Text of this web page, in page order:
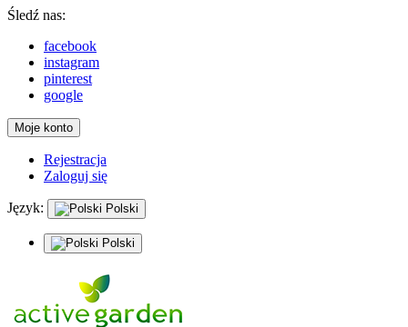
Śledź nas:
facebook
instagram
pinterest
google
Moje konto
Rejestracja
Zaloguj się
Język: Polski
Polski